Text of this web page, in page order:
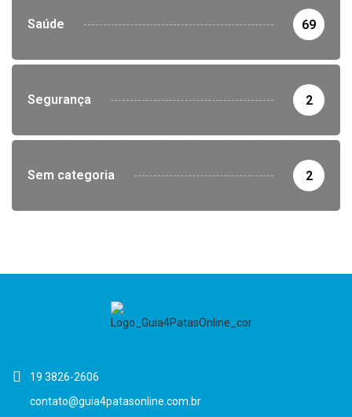
Saúde 69
Segurança 2
Sem categoria 2
19 3826-2606
contato@guia4patasonline.com.br